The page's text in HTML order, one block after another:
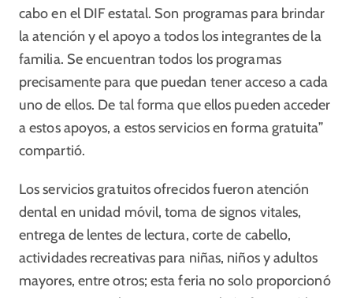
cabo en el DIF estatal. Son programas para brindar
la atención y el apoyo a todos los integrantes de la
familia. Se encuentran todos los programas
precisamente para que puedan tener acceso a cada
uno de ellos. De tal forma que ellos pueden acceder
a estos apoyos, a estos servicios en forma gratuita”
compartió.
Los servicios gratuitos ofrecidos fueron atención
dental en unidad móvil, toma de signos vitales,
entrega de lentes de lectura, corte de cabello,
actividades recreativas para niñas, niños y adultos
mayores, entre otros; esta feria no solo proporcionó